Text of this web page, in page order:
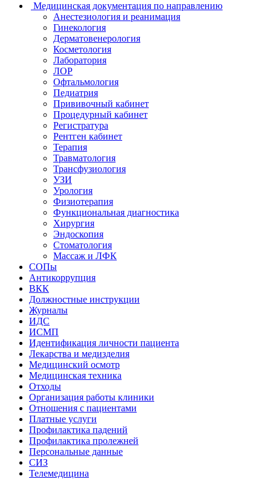
Медицинская документация по направлению
Анестезиология и реанимация
Гинекология
Дерматовенерология
Косметология
Лаборатория
ЛОР
Офтальмология
Педиатрия
Прививочный кабинет
Процедурный кабинет
Регистратура
Рентген кабинет
Терапия
Травматология
Трансфузиология
УЗИ
Урология
Физиотерапия
Функциональная диагностика
Хирургия
Эндоскопия
Стоматология
Массаж и ЛФК
СОПы
Антикоррупция
ВКК
Должностные инструкции
Журналы
ИДС
ИСМП
Идентификация личности пациента
Лекарства и медизделия
Медицинский осмотр
Медицинская техника
Отходы
Организация работы клиники
Отношения с пациентами
Платные услуги
Профилактика падений
Профилактика пролежней
Персональные данные
СИЗ
Телемедицина